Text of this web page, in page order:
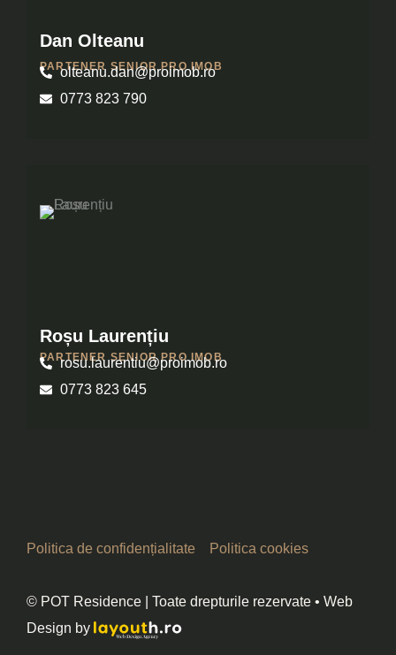
Dan Olteanu
PARTENER SENIOR PRO IMOB
olteanu.dan@proimob.ro
0773 823 790
Roșu Laurențiu
PARTENER SENIOR PRO IMOB
rosu.laurentiu@proimob.ro
0773 823 645
© POT Residence | Toate drepturile rezervate • Web
Design by
Politica de confidențialitate Politica cookies